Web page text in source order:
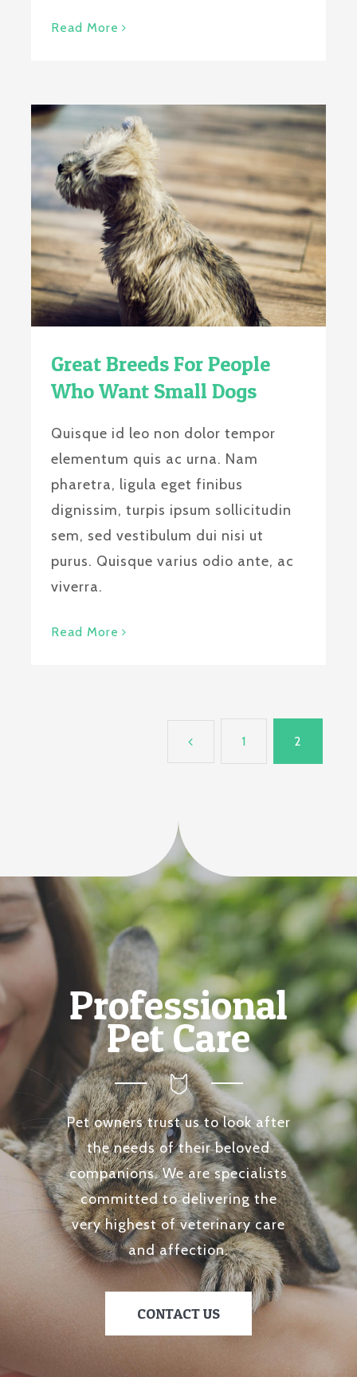
Read More
Great Breeds For People
Who Want Small Dogs
Quisque id leo non dolor tempor
elementum quis ac urna. Nam
pharetra, ligula eget finibus
dignissim, turpis ipsum sollicitudin
sem, sed vestibulum dui nisi ut
purus. Quisque varius odio ante, ac
viverra.
Read More
1 2
Professional
Pet Care
Pet owners trust us to look after
the needs of their beloved
companions. We are specialists
committed to delivering the
very highest of veterinary care
and affection.
CONTACT US